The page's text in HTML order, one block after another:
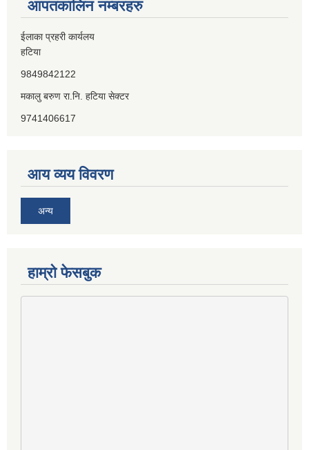
आपतकालिन नम्बरहरु
ईलाका प्रहरी कार्यलय
हटिया
9849842122
मकालु बरुण रा.नि. हटिया सेक्टर
9741406617
आय व्यय विवरण
अन्य
हाम्राे फेसबुक